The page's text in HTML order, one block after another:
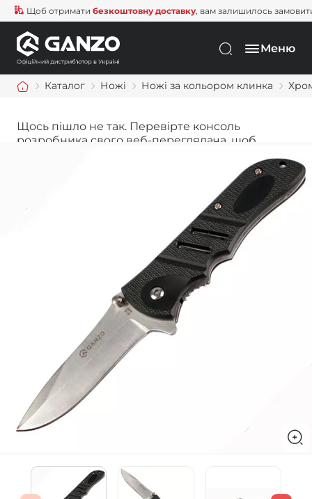
Щоб отриматибезкоштовну доставку, вам залишилось замовити
Меню
Каталог Ножі Ножі за кольором клинка
Щось пішло не так. Перевірте консоль
розробника свого веб-переглядача, щоб